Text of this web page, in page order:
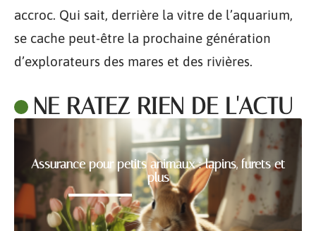
accroc. Qui sait, derrière la vitre de l’aquarium,
se cache peut-être la prochaine génération
d’explorateurs des mares et des rivières.
NE RATEZ RIEN DE L'ACTU
Assurance pour petits animaux : lapins, furets et
plus